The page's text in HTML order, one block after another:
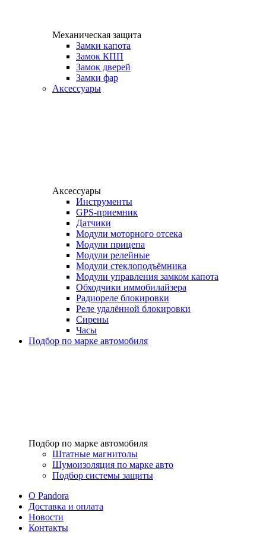
Механическая защита
Замки капота
Замок КПП
Замок дверей
Замки фар
Аксессуары
Аксессуары
Инструменты
GPS-приемник
Датчики
Модули моторного отсека
Модули прицепа
Модули релейные
Модули стеклоподъёмника
Модули управления замком капота
Обходчики иммобилайзера
Радиореле блокировки
Реле удалённой блокировки
Сирены
Часы
Подбор по марке автомобиля
Подбор по марке автомобиля
Штатные магнитолы
Шумоизоляция по марке авто
Подбор системы защиты
O Pandora
Доставка и оплата
Новости
Контакты